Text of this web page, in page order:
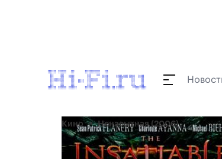
Кино Ненасытная (2006)